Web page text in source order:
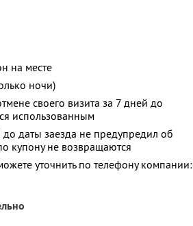
на месте
ночи)
своего визита за 7 дней до
использованным
даты заезда не предупредил об
купону не возвращаются
уточнить по телефону компании: